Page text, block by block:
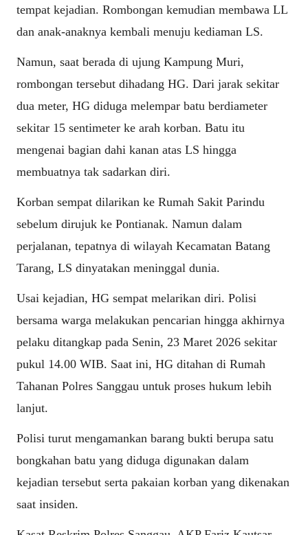
tempat kejadian. Rombongan kemudian membawa LL
dan anak-anaknya kembali menuju kediaman LS.
Namun, saat berada di ujung Kampung Muri,
rombongan tersebut dihadang HG. Dari jarak sekitar
dua meter, HG diduga melempar batu berdiameter
sekitar 15 sentimeter ke arah korban. Batu itu
mengenai bagian dahi kanan atas LS hingga
membuatnya tak sadarkan diri.
Korban sempat dilarikan ke Rumah Sakit Parindu
sebelum dirujuk ke Pontianak. Namun dalam
perjalanan, tepatnya di wilayah Kecamatan Batang
Tarang, LS dinyatakan meninggal dunia.
Usai kejadian, HG sempat melarikan diri. Polisi
bersama warga melakukan pencarian hingga akhirnya
pelaku ditangkap pada Senin, 23 Maret 2026 sekitar
pukul 14.00 WIB. Saat ini, HG ditahan di Rumah
Tahanan Polres Sanggau untuk proses hukum lebih
lanjut.
Polisi turut mengamankan barang bukti berupa satu
bongkahan batu yang diduga digunakan dalam
kejadian tersebut serta pakaian korban yang dikenakan
saat insiden.